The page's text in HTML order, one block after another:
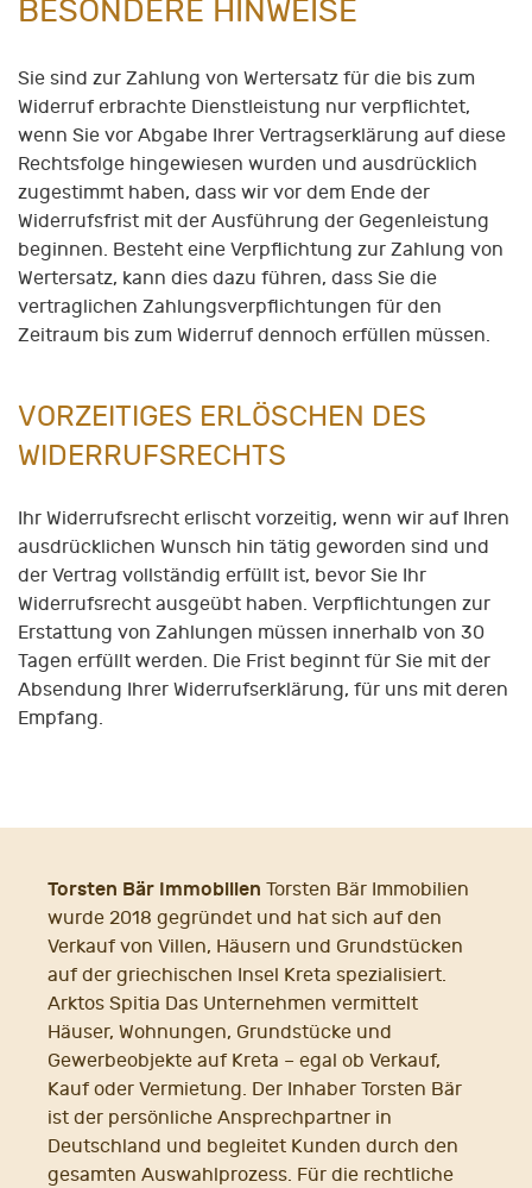
BESONDERE HINWEISE
Sie sind zur Zahlung von Wertersatz für die bis zum
Widerruf erbrachte Dienstleistung nur verpflichtet,
wenn Sie vor Abgabe Ihrer Vertragserklärung auf diese
Rechtsfolge hingewiesen wurden und ausdrücklich
zugestimmt haben, dass wir vor dem Ende der
Widerrufsfrist mit der Ausführung der Gegenleistung
beginnen. Besteht eine Verpflichtung zur Zahlung von
Wertersatz, kann dies dazu führen, dass Sie die
vertraglichen Zahlungsverpflichtungen für den
Zeitraum bis zum Widerruf dennoch erfüllen müssen.
VORZEITIGES ERLÖSCHEN DES
WIDERRUFSRECHTS
Ihr Widerrufsrecht erlischt vorzeitig, wenn wir auf Ihren
ausdrücklichen Wunsch hin tätig geworden sind und
der Vertrag vollständig erfüllt ist, bevor Sie Ihr
Widerrufsrecht ausgeübt haben. Verpflichtungen zur
Erstattung von Zahlungen müssen innerhalb von 30
Tagen erfüllt werden. Die Frist beginnt für Sie mit der
Absendung Ihrer Widerrufserklärung, für uns mit deren
Empfang.
Torsten Bär Immobilien Torsten Bär Immobilien
wurde 2018 gegründet und hat sich auf den
Verkauf von Villen, Häusern und Grundstücken
auf der griechischen Insel Kreta spezialisiert.
Arktos Spitia Das Unternehmen vermittelt
Häuser, Wohnungen, Grundstücke und
Gewerbeobjekte auf Kreta – egal ob Verkauf,
Kauf oder Vermietung. Der Inhaber Torsten Bär
ist der persönliche Ansprechpartner in
Deutschland und begleitet Kunden durch den
gesamten Auswahlprozess. Für die rechtliche